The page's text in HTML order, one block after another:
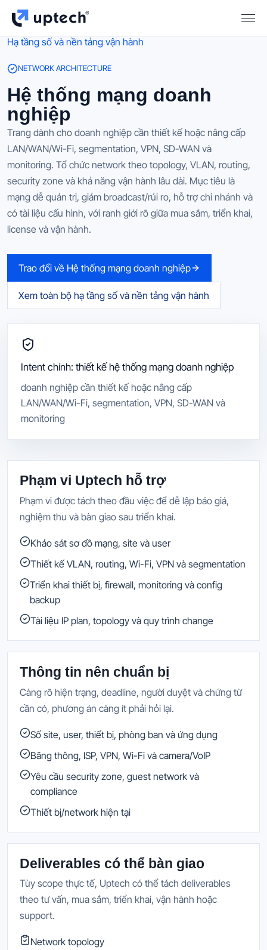
Hạ tầng số và nền tảng vận hành
NETWORK ARCHITECTURE
Hệ thống mạng doanh
nghiệp
Trang dành cho doanh nghiệp cần thiết kế hoặc nâng cấp
LAN/WAN/Wi-Fi, segmentation, VPN, SD-WAN và
monitoring. Tổ chức network theo topology, VLAN, routing,
security zone và khả năng vận hành lâu dài. Mục tiêu là
mạng dễ quản trị, giảm broadcast/rủi ro, hỗ trợ chi nhánh và
có tài liệu cấu hình, với ranh giới rõ giữa mua sắm, triển khai,
license và vận hành.
Trao đổi về Hệ thống mạng doanh nghiệp
Xem toàn bộ hạ tầng số và nền tảng vận hành
Intent chính: thiết kế hệ thống mạng doanh nghiệp
doanh nghiệp cần thiết kế hoặc nâng cấp
LAN/WAN/Wi-Fi, segmentation, VPN, SD-WAN và
monitoring
Phạm vi Uptech hỗ trợ
Phạm vi được tách theo đầu việc để dễ lập báo giá,
nghiệm thu và bàn giao sau triển khai.
Khảo sát sơ đồ mạng, site và user
Thiết kế VLAN, routing, Wi-Fi, VPN và segmentation
Triển khai thiết bị, firewall, monitoring và config
backup
Tài liệu IP plan, topology và quy trình change
Thông tin nên chuẩn bị
Càng rõ hiện trạng, deadline, người duyệt và chứng từ
cần có, phương án càng ít phải hỏi lại.
Số site, user, thiết bị, phòng ban và ứng dụng
Băng thông, ISP, VPN, Wi-Fi và camera/VoIP
Yêu cầu security zone, guest network và
compliance
Thiết bị/network hiện tại
Deliverables có thể bàn giao
Tùy scope thực tế, Uptech có thể tách deliverables
theo tư vấn, mua sắm, triển khai, vận hành hoặc
support.
Network topology